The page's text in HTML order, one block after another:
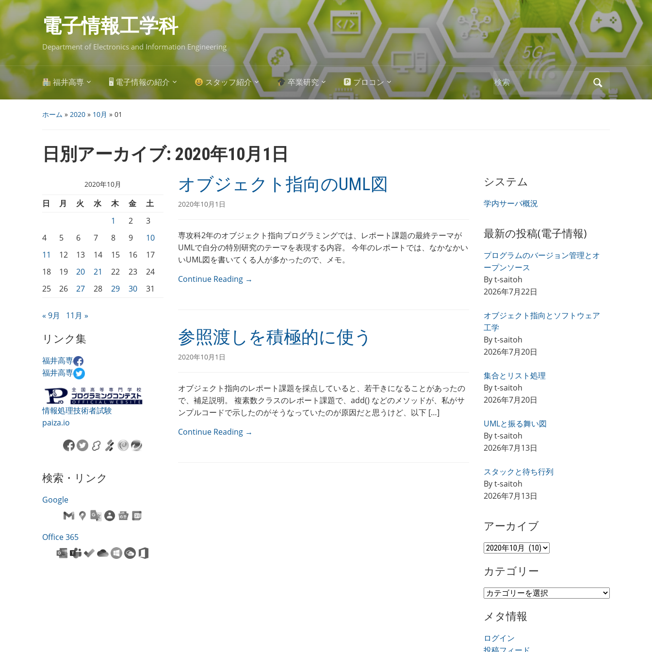
Skip
to
main
content 電子情報工学科
Department of Electronics and Information Engineering
福井高専 🖥 電子情報の紹介 スタッフ紹介 卒業研究 🅿 プロコン
Search
for:
ホーム » 2020 » 10月 » 01
日別アーカイブ: 2020年10月1日
2020年10月
日 月 火 水 木 金
土
1
2
3
4
5 6 7 8 9
10
11
12 13 14 15 16
17
18
19 20 21 22 23
24
25
26 27 28 29 30 31
« 9月 11月 »
リンク集
福井高専
福井高専
情報処理技術者試験
paiza.io
検索・リンク
Google
Office 365
オブジェクト指向のUML図
2020年10月1日
専攻科2年のオブジェクト指向プログラミングでは、レポート課題の最終テーマが
UMLで自分の特別研究のテーマを表現する内容。 今年のレポートでは、なかなかい
いUML図を書いてくる人が多かったので、メモ。
Continue Reading →
参照渡しを積極的に使う
2020年10月1日
オブジェクト指向のレポート課題を採点していると、若干きになることがあったの
で、補足説明。 複素数クラスのレポート課題で、add() などのメソッドが、私がサ
ンプルコードで示したのがそうなっていたのが原因だと思うけど、以下 […]
Continue Reading →
システム
学内サーバ概況
最新の投稿(電子情報)
プログラムのバージョン管理とオ
ープンソース
By t-saitoh
2026年7月22日
オブジェクト指向とソフトウェア
工学
By t-saitoh
2026年7月20日
集合とリスト処理
By t-saitoh
2026年7月20日
UMLと振る舞い図
By t-saitoh
2026年7月13日
スタックと待ち行列
By t-saitoh
2026年7月13日
アーカイブ
ア
カ
ブ
カテゴリー
カ
ゴ
ー
メタ情報
ログイン